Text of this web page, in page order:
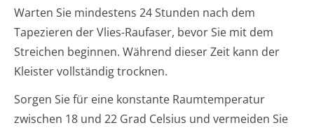
Warten Sie mindestens 24 Stunden nach dem
Tapezieren der Vlies-Raufaser, bevor Sie mit dem
Streichen beginnen. Während dieser Zeit kann der
Kleister vollständig trocknen.
Sorgen Sie für eine konstante Raumtemperatur
zwischen 18 und 22 Grad Celsius und vermeiden Sie